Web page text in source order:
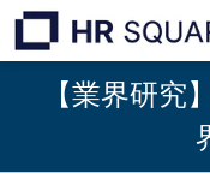
【業界研究